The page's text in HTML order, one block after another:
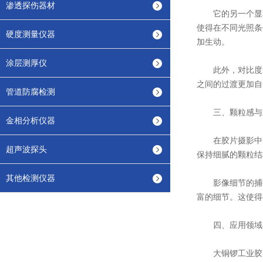
渗透探伤器材
硬度测量仪器
涂层测厚仪
管道防腐检测
金相分析仪器
超声波探头
其他检测仪器
它的另一个显
使得在不同光照
加生动。
此外，对比度
之间的过渡更加
三、颗粒感与
在胶片摄影中
保持细腻的颗粒
影像细节的捕
富的细节。这使
四、应用领域
大铜锣工业胶